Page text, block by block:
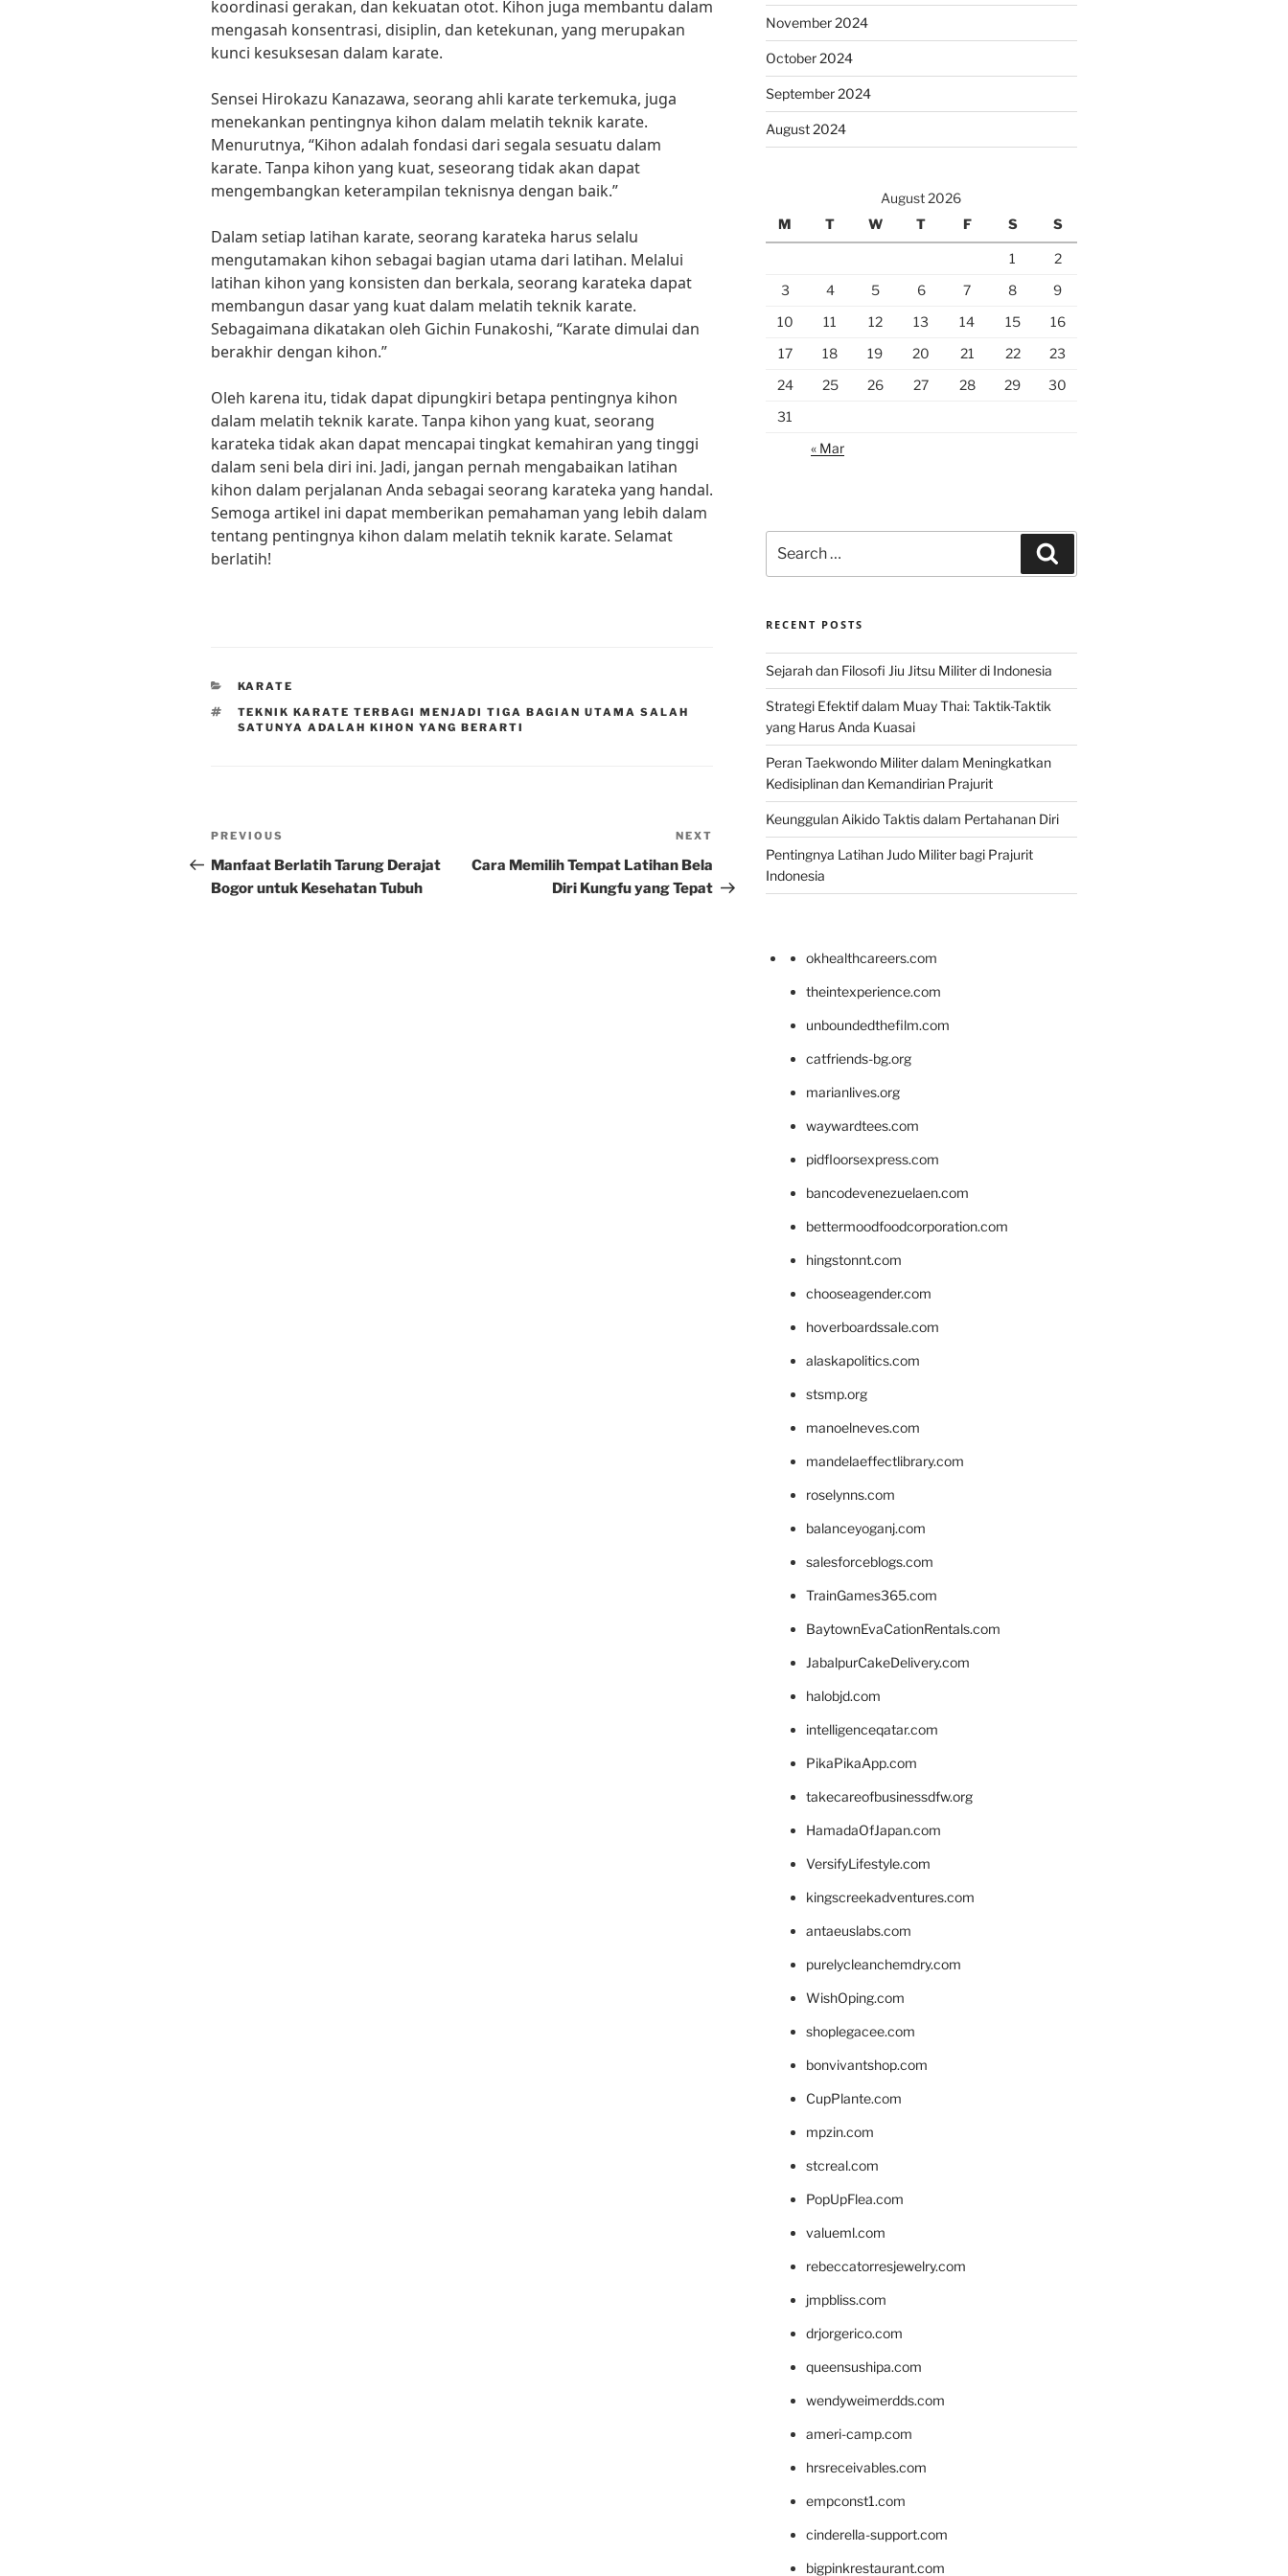
koordinasi gerakan, dan kekuatan otot. Kihon juga membantu dalam
mengasah konsentrasi, disiplin, dan ketekunan, yang merupakan
kunci kesuksesan dalam karate.
Sensei Hirokazu Kanazawa, seorang ahli karate terkemuka, juga
menekankan pentingnya kihon dalam melatih teknik karate.
Menurutnya, “Kihon adalah fondasi dari segala sesuatu dalam
karate. Tanpa kihon yang kuat, seseorang tidak akan dapat
mengembangkan keterampilan teknisnya dengan baik.”
Dalam setiap latihan karate, seorang karateka harus selalu
mengutamakan kihon sebagai bagian utama dari latihan. Melalui
latihan kihon yang konsisten dan berkala, seorang karateka dapat
membangun dasar yang kuat dalam melatih teknik karate.
Sebagaimana dikatakan oleh Gichin Funakoshi, “Karate dimulai dan
berakhir dengan kihon.”
Oleh karena itu, tidak dapat dipungkiri betapa pentingnya kihon
dalam melatih teknik karate. Tanpa kihon yang kuat, seorang
karateka tidak akan dapat mencapai tingkat kemahiran yang tinggi
dalam seni bela diri ini. Jadi, jangan pernah mengabaikan latihan
kihon dalam perjalanan Anda sebagai seorang karateka yang handal.
Semoga artikel ini dapat memberikan pemahaman yang lebih dalam
tentang pentingnya kihon dalam melatih teknik karate. Selamat
berlatih!
CATEGORIES
KARATE
TAGS
TEKNIK KARATE TERBAGI MENJADI TIGA BAGIAN UTAMA SALAH
SATUNYA ADALAH KIHON YANG BERARTI
Post
navigation
Previous
Post
PREVIOUS
Manfaat Berlatih Tarung Derajat
Bogor untuk Kesehatan Tubuh
NEXT
Cara Memilih Tempat Latihan Bela
Diri Kungfu yang Tepat
November 2024
October 2024
September 2024
August 2024
August 2026
M
T W T F S S
1
2
3
4 5 6 7 8
9
10
11 12 13 14 15
16
17
18 19 20 21 22
23
24
25 26 27 28 29
30
31
« Mar
for:
RECENT POSTS
Sejarah dan Filosofi Jiu Jitsu Militer di Indonesia
Strategi Efektif dalam Muay Thai: Taktik-Taktik
yang Harus Anda Kuasai
Peran Taekwondo Militer dalam Meningkatkan
Kedisiplinan dan Kemandirian Prajurit
Keunggulan Aikido Taktis dalam Pertahanan Diri
Pentingnya Latihan Judo Militer bagi Prajurit
Indonesia
okhealthcareers.com
theintexperience.com
unboundedthefilm.com
catfriends-bg.org
marianlives.org
waywardtees.com
pidfloorsexpress.com
bancodevenezuelaen.com
bettermoodfoodcorporation.com
hingstonnt.com
chooseagender.com
hoverboardssale.com
alaskapolitics.com
stsmp.org
manoelneves.com
mandelaeffectlibrary.com
roselynns.com
balanceyoganj.com
salesforceblogs.com
TrainGames365.com
BaytownEvaCationRentals.com
JabalpurCakeDelivery.com
halobjd.com
intelligenceqatar.com
PikaPikaApp.com
takecareofbusinessdfw.org
HamadaOfJapan.com
VersifyLifestyle.com
kingscreekadventures.com
antaeuslabs.com
purelycleanchemdry.com
WishOping.com
shoplegacee.com
bonvivantshop.com
CupPlante.com
mpzin.com
stcreal.com
PopUpFlea.com
valueml.com
rebeccatorresjewelry.com
jmpbliss.com
drjorgerico.com
queensushipa.com
wendyweimerdds.com
ameri-camp.com
hrsreceivables.com
empconst1.com
cinderella-support.com
bigpinkrestaurant.com